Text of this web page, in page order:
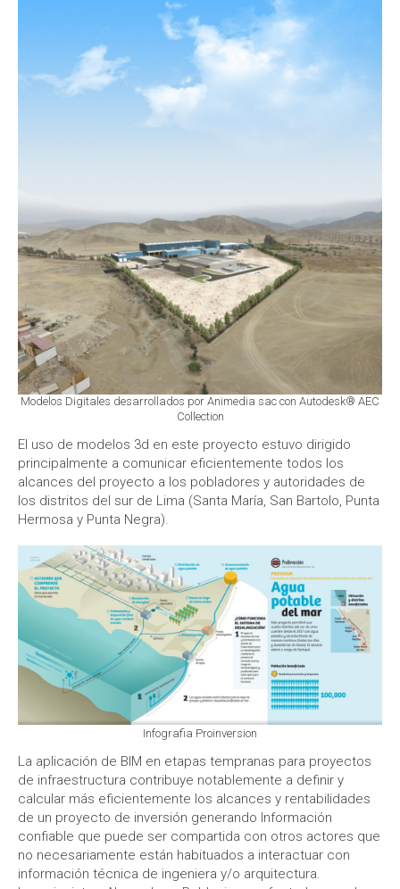
Modelos Digitales desarrollados por Animedia sac con Autodesk® AEC
Collection
El uso de modelos 3d en este proyecto estuvo dirigido
principalmente a comunicar eficientemente todos los
alcances del proyecto a los pobladores y autoridades de
los distritos del sur de Lima (Santa María, San Bartolo, Punta
Hermosa y Punta Negra).
Infografia Proinversion
La aplicación de BIM en etapas tempranas para proyectos
de infraestructura contribuye notablemente a definir y
calcular más eficientemente los alcances y rentabilidades
de un proyecto de inversión generando Información
confiable que puede ser compartida con otros actores que
no necesariamente están habituados a interactuar con
información técnica de ingeniera y/o arquitectura.